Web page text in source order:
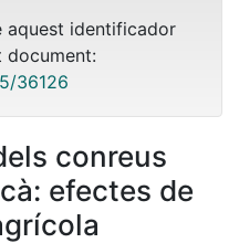
aquest identificador
document:
36126
conreus
efectes de